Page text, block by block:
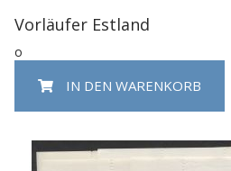
Vorläufer Estland
o
IN DEN WARENKORB